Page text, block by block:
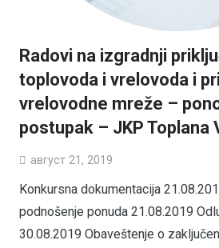
Radovi na izgradnji
toplovoda i vrelovoda i
vrelovodne mreže –
postupak – JKP Toplana
август 21, 2019
Konkursna dokumentacija
podnošenje ponuda 21.08.2019
30.08.2019 Obaveštenje o